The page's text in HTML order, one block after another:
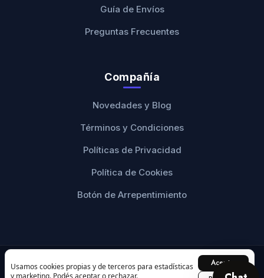
Usamos cookies propias y de terceros para estadísticas
y marketing. Podés aceptar o rechazar.
Aceptar
Guía de Envíos
Preguntas Frecuentes
Compañía
Novedades y Blog
Términos y Condiciones
Políticas de Privacidad
Política de Cookies
Botón de Arrepentimiento
© 2026 Ranwey Personalizados. Todos los derechos